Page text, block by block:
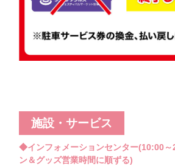
施設・サービス
◆インフォメーションセンター(10:00～
ン＆グッズ営業時間に順ずる)